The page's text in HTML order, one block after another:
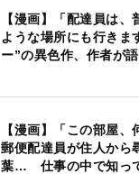
【漫画】「配達員は
ような場所にも行きま
ー”の異色作、作者が
【漫画】「この部屋、
郵便配達員が住人から
葉… 仕事の中で知っ